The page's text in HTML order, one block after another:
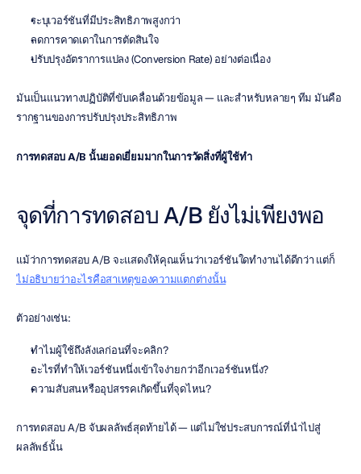
ระบุเวอร์ชันที่มีประสิทธิภาพสูงกว่า
ลดการคาดเดาในการตัดสินใจ
ปรับปรุงอัตราการแปลง (Conversion Rate) อย่างต่อเนื่อง
มันเป็นแนวทางปฏิบัติที่ขับเคลื่อนด้วยข้อมูล — และสำหรับหลายๆ ทีม มันคือ
รากฐานของการปรับปรุงประสิทธิภาพ
การทดสอบ A/B นั้นยอดเยี่ยมมากในการวัดสิ่งที่ผู้ใช้ทำ
จุดที่การทดสอบ A/B ยังไม่เพียงพอ
แม้ว่าการทดสอบ A/B จะแสดงให้คุณเห็นว่าเวอร์ชันใดทำงานได้ดีกว่า แต่ก็
ไม่อธิบายว่าอะไรคือสาเหตุของความแตกต่างนั้น
ตัวอย่างเช่น:
ทำไมผู้ใช้ถึงลังเลก่อนที่จะคลิก?
อะไรที่ทำให้เวอร์ชันหนึ่งเข้าใจง่ายกว่าอีกเวอร์ชันหนึ่ง?
ความสับสนหรืออุปสรรคเกิดขึ้นที่จุดไหน?
การทดสอบ A/B จับผลลัพธ์สุดท้ายได้ — แต่ไม่ใช่ประสบการณ์ที่นำไปสู่
ผลลัพธ์นั้น